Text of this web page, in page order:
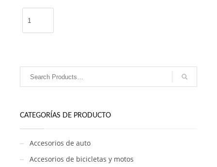
cuchillos
MELECH-
cantidad
CATEGORÍAS DE PRODUCTO
Accesorios de auto
Accesorios de bicicletas y motos